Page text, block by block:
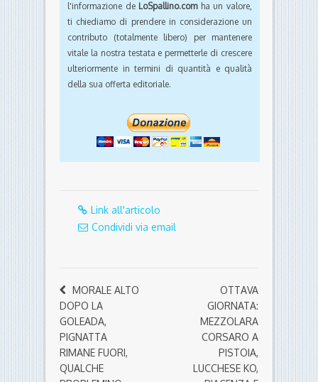
l'informazione de LoSpallino.comha un valore,
ti chiediamo di prendere in considerazione un
contributo (totalmente libero) per mantenere
vitale la nostra testata e permetterle di crescere
ulteriormente in termini di quantità e qualità
della sua offerta editoriale.
Link all'articolo
Condividi via email
MORALE ALTO
DOPO LA
GOLEADA,
PIGNATTA
RIMANE FUORI,
QUALCHE
OTTAVA
GIORNATA:
MEZZOLARA
CORSARO A
PISTOIA,
LUCCHESE KO,